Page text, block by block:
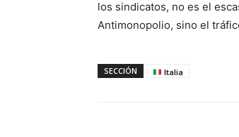
los sindicatos, no es el
Antimonopolio, sino el
SECCIÓN Italia